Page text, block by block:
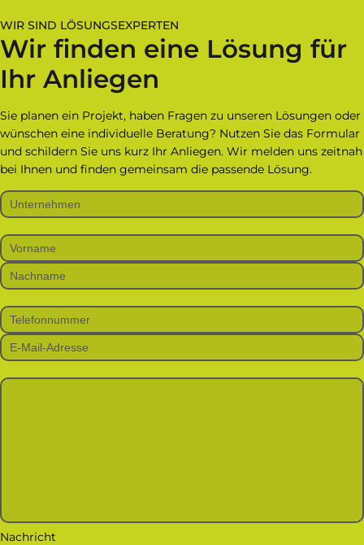
WIR SIND LÖSUNGSEXPERTEN
Wir finden eine Lösung für
Ihr Anliegen
Sie planen ein Projekt, haben Fragen zu unseren Lösungen oder
wünschen eine individuelle Beratung? Nutzen Sie das Formular
und schildern Sie uns kurz Ihr Anliegen. Wir melden uns zeitnah
bei Ihnen und finden gemeinsam die passende Lösung.
Nachricht